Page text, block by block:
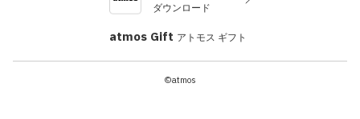
ダウンロード
atmos Gift アトモス ギフト
©atmos